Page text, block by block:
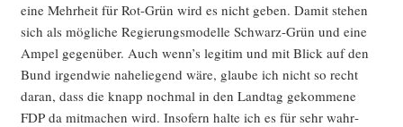
eine Mehr­heit für Rot-Grün wird es nicht geben. Damit ste­hen
sich als mög­li­che Regie­rungs­mo­del­le Schwarz-Grün und eine
Ampel gegen­über. Auch wenn’s legi­tim und mit Blick auf den
Bund irgend­wie nahe­lie­gend wäre, glau­be ich nicht so recht
dar­an, dass die knapp noch­mal in den Land­tag gekom­me­ne
FDP da mit­ma­chen wird. Inso­fern hal­te ich es für sehr wahr­